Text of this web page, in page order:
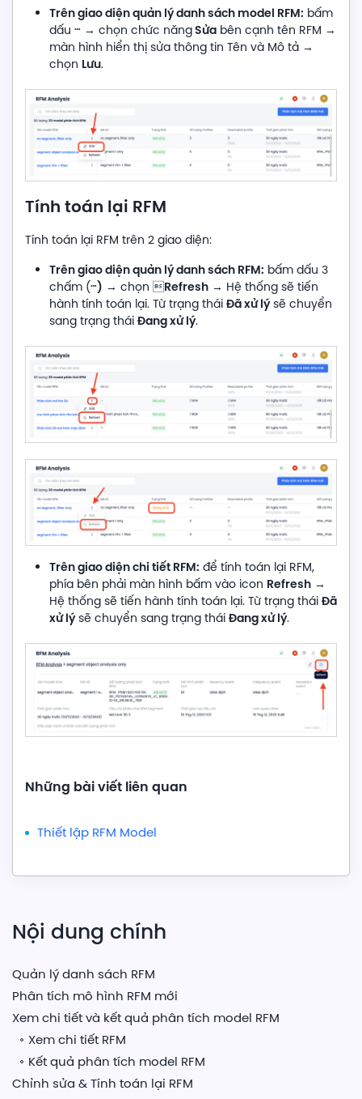
Trên giao diện quản lý danh sách model RFM: bấm
dấu … → chọn chức năngSửa bên cạnh tên RFM →
màn hình hiển thị sửa thông tin Tên và Mô tả →
chọn Lưu.
Tính toán lại RFM
Tính toán lại RFM trên 2 giao diện:
Trên giao diện quản lý danh sách RFM: bấm dấu 3
chấm (…) → chọn Refresh → Hệ thống sẽ tiến
hành tính toán lại. Từ trạng tháiĐã xử lýsẽ chuyển
sang trạng tháiĐang xử lý.
Trên giao diện chi tiết RFM: để tính toán lại RFM,
phía bên phải màn hình bấm vào icon Refresh →
Hệ thống sẽ tiến hành tính toán lại. Từ trạng tháiĐã
xử lýsẽ chuyển sang trạng tháiĐang xử lý.
Những bài viết liên quan
Thiết lập RFM Model
Nội dung chính
Quản lý danh sách RFM
Phân tích mô hình RFM mới
Xem chi tiết và kết quả phân tích model RFM
Xem chi tiết RFM
Kết quả phân tích model RFM
Chỉnh sửa & Tính toán lại RFM